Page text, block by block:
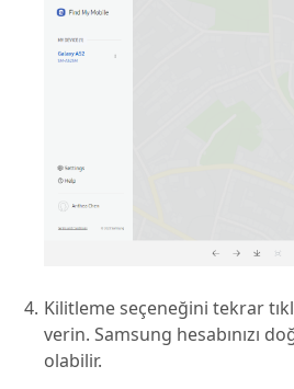
Kilitleme seçeneğini tekrar
verin. Samsung hesabınızı
olabilir.